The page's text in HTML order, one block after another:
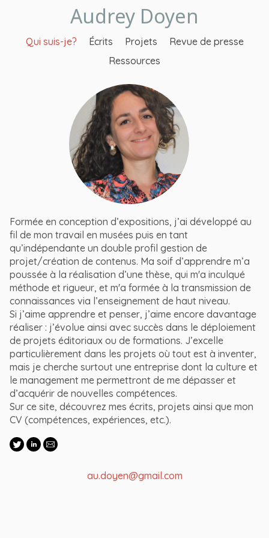
Audrey Doyen
Qui suis-je? Écrits Projets
Revue de presse
Ressources
Formée en conception d’expositions, j’ai développé au
fil de mon travail en musées puis en tant
qu’indépendante un double profil gestion de
projet/création de contenus. Ma soif d’apprendre m’a
poussée à la réalisation d’une thèse, qui m'a inculqué
méthode et rigueur, et m'a formée à la transmission de
connaissances via l’enseignement de haut niveau.
Si j’aime apprendre et penser, j’aime encore davantage
réaliser : j’évolue ainsi avec succès dans le déploiement
de projets éditoriaux ou de formations. J’excelle
particulièrement dans les projets où tout est à inventer,
mais je cherche surtout une entreprise dont la culture et
le management me permettront de me dépasser et
d’acquérir de nouvelles compétences.
Sur ce site, découvrez mes écrits, projets ainsi que mon
CV (compétences, expériences, etc.).
au.doyen@gmail.com